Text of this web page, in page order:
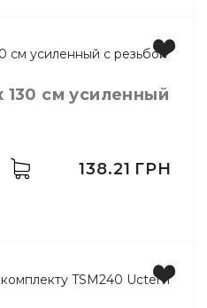
Fabric
Хлопок
см усиленный
138.21 ГРН